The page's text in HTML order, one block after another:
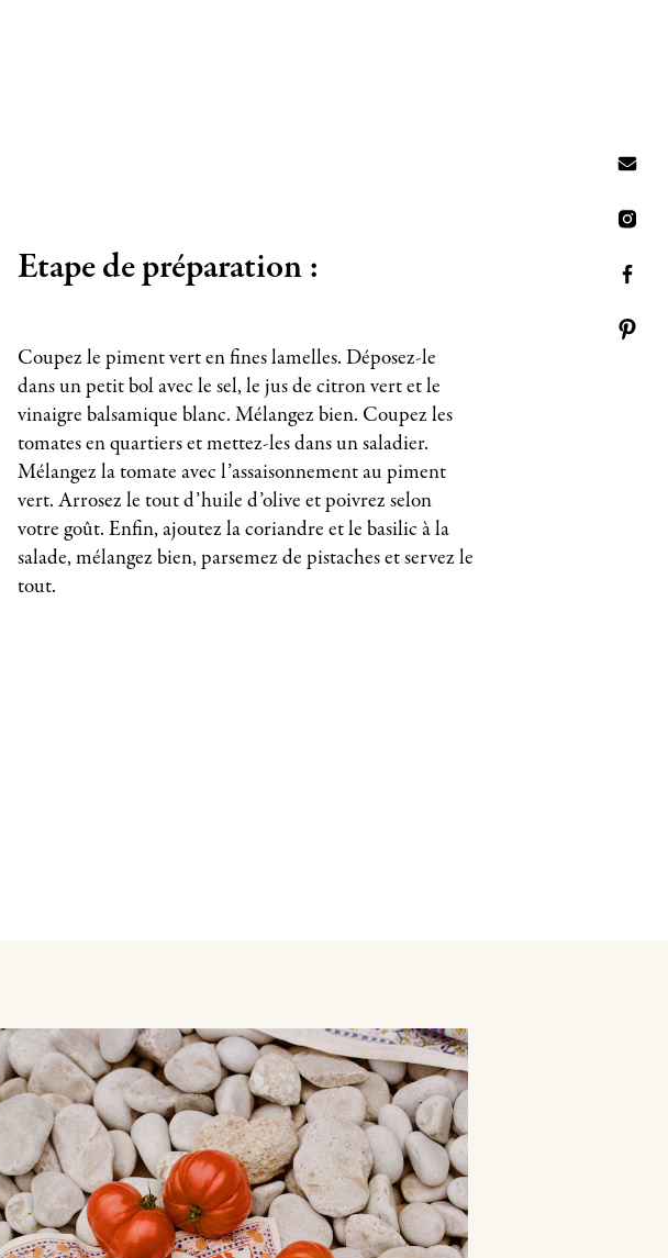
Etape de préparation :
Coupez le piment vert en fines lamelles. Déposez-le
dans un petit bol avec le sel, le jus de citron vert et le
vinaigre balsamique blanc. Mélangez bien. Coupez les
tomates en quartiers et mettez-les dans un saladier.
Mélangez la tomate avec l’assaisonnement au piment
vert. Arrosez le tout d’huile d’olive et poivrez selon
votre goût. Enfin, ajoutez la coriandre et le basilic à la
salade, mélangez bien, parsemez de pistaches et servez le
tout.